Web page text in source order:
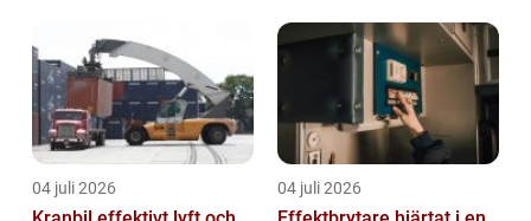
04 juli 2026 04 juli 2026